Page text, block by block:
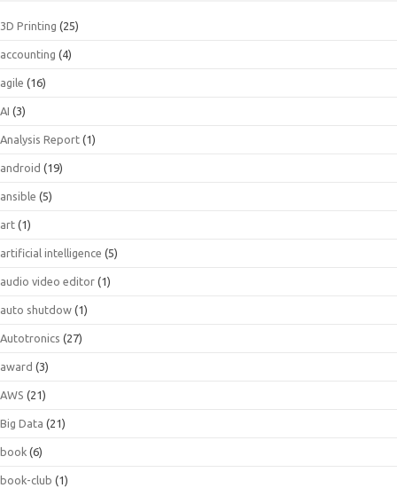
3D Printing (25)
accounting (4)
agile (16)
AI (3)
Analysis Report (1)
android (19)
ansible (5)
art (1)
artificial intelligence (5)
audio video editor (1)
auto shutdow (1)
Autotronics (27)
award (3)
AWS (21)
Big Data (21)
book (6)
book-club (1)